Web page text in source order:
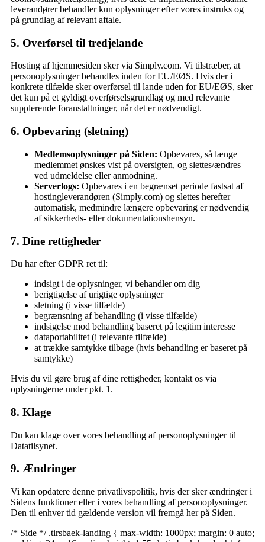
leverandører behandler kun oplysninger efter vores instruks og
på grundlag af relevant aftale.
5. Overførsel til tredjelande
Hosting af hjemmesiden sker via Simply.com. Vi tilstræber, at
personoplysninger behandles inden for EU/EØS. Hvis der i
konkrete tilfælde sker overførsel til lande uden for EU/EØS, sker
det kun på et gyldigt overførselsgrundlag og med relevante
supplerende foranstaltninger, når det er nødvendigt.
6. Opbevaring (sletning)
Medlemsoplysninger på Siden: Opbevares, så længe
medlemmet ønskes vist på oversigten, og slettes/ændres
ved udmeldelse eller anmodning.
Serverlogs: Opbevares i en begrænset periode fastsat af
hostingleverandøren (Simply.com) og slettes herefter
automatisk, medmindre længere opbevaring er nødvendig
af sikkerheds- eller dokumentationshensyn.
7. Dine rettigheder
Du har efter GDPR ret til:
indsigt i de oplysninger, vi behandler om dig
berigtigelse af urigtige oplysninger
sletning (i visse tilfælde)
begrænsning af behandling (i visse tilfælde)
indsigelse mod behandling baseret på legitim interesse
dataportabilitet (i relevante tilfælde)
at trække samtykke tilbage (hvis behandling er baseret på
samtykke)
Hvis du vil gøre brug af dine rettigheder, kontakt os via
oplysningerne under pkt. 1.
8. Klage
Du kan klage over vores behandling af personoplysninger til
Datatilsynet.
9. Ændringer
Vi kan opdatere denne privatlivspolitik, hvis der sker ændringer i
Sidens funktioner eller i vores behandling af personoplysninger.
Den til enhver tid gældende version vil fremgå her på Siden.
/* Side */ .tirsbaek-landing { max-width: 1000px; margin: 0 auto;